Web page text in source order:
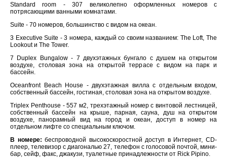
Standard room - 307 великолепно оформленных номеров с
потрясающими ванными комнатами.
Suite - 70 номеров, большинство с видом на океан.
3 Executive Suite - 3 номера, каждый со своим названием: The Loft, The
Lookout и The Tower.
7 Duplex Bungalow - 7 двухэтажных бунгало с душем на открытом
воздухе, столовая зона на открытой террасе с видом на парк и
бассейн.
Oceanfront Beach House - двухэтажная вилла с отдельным входом,
собственный бассейн, гостиная, столовая зона на открытом воздухе.
Triplex Penthouse - 557 м2, трехэтажный номер с винтовой лестницей,
собственный бассейн на крыше, парная, сауна, душ на открытом
воздухе, панорамный вид на город и океан, доступ в номер на
отдельном лифте со специальным ключом.
В номере: беспроводной высокоскоростной доступ в Интернет, CD-
плеер, телевизор с диагональю 27, телефон с голосовой почтой, мини-
бар, сейф, факс, джакузи, туалетные принадлежности от Rick Pipino.